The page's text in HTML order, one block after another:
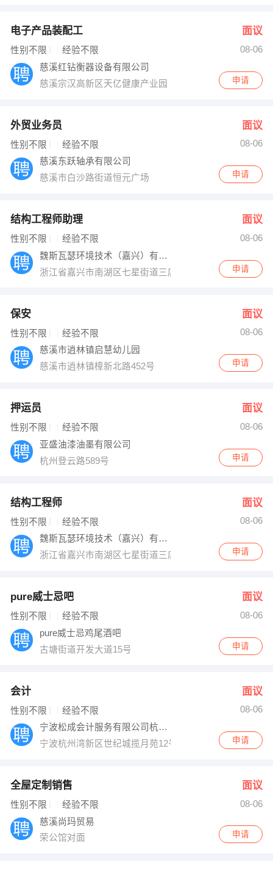
电子产品装配工 面议
性别不限 经验不限
08-06
慈溪红钻衡器设备有限公司
慈溪宗汉高新区天亿健康产业园
申请
外贸业务员 面议
性别不限 经验不限
08-06
慈溪东跃轴承有限公司
慈溪市白沙路街道恒元广场
申请
结构工程师助理 面议
性别不限 经验不限
08-06
魏斯瓦瑟环境技术（嘉兴）有限公司
浙江省嘉兴市南湖区七星街道三店路358号
申请
保安 面议
性别不限 经验不限
08-06
慈溪市逍林镇启慧幼儿园
慈溪市逍林镇樟新北路452号
申请
押运员 面议
性别不限 经验不限
08-06
亚盛油漆油墨有限公司
杭州登云路589号
申请
结构工程师 面议
性别不限 经验不限
08-06
魏斯瓦瑟环境技术（嘉兴）有限公司
浙江省嘉兴市南湖区七星街道三店路358号
申请
pure威士忌吧 面议
性别不限 经验不限
08-06
pure威士忌鸡尾酒吧
古塘街道开发大道15号
申请
会计 面议
性别不限 经验不限
08-06
宁波松成会计服务有限公司杭州湾新区分公司
宁波杭州湾新区世纪城揽月苑12号楼9-5室
申请
全屋定制销售 面议
性别不限 经验不限
08-06
慈溪尚玛贸易
荣公馆对面
申请